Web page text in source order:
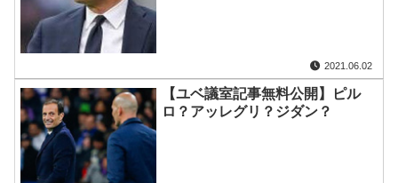
2021.06.02
【ユベ議室記事無料公開】ピル
ロ？アッレグリ？ジダン？